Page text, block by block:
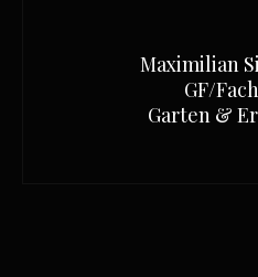
Maximilian
GF/
Garten &